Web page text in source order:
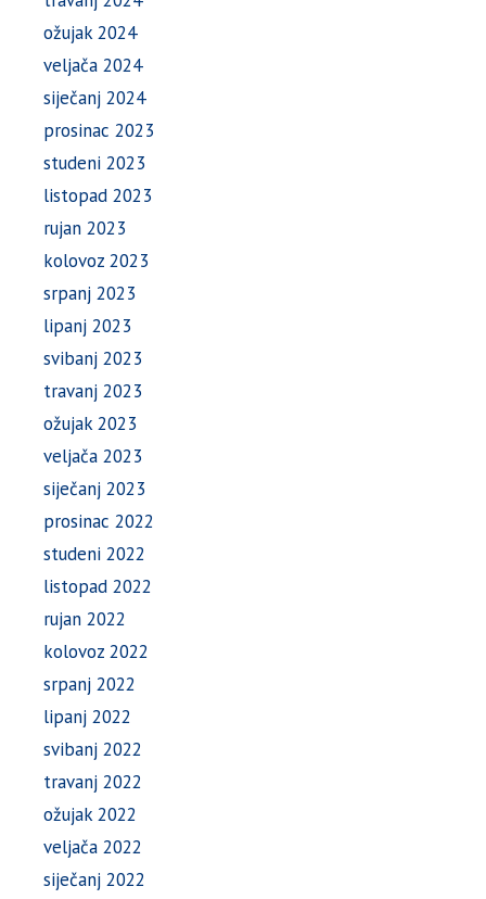
ožujak 2024
veljača 2024
siječanj 2024
prosinac 2023
studeni 2023
listopad 2023
rujan 2023
kolovoz 2023
srpanj 2023
lipanj 2023
svibanj 2023
travanj 2023
ožujak 2023
veljača 2023
siječanj 2023
prosinac 2022
studeni 2022
listopad 2022
rujan 2022
kolovoz 2022
srpanj 2022
lipanj 2022
svibanj 2022
travanj 2022
ožujak 2022
veljača 2022
siječanj 2022